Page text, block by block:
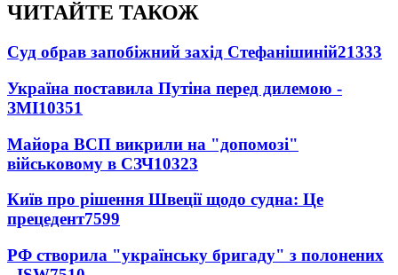
ЧИТАЙТЕ ТАКОЖ
Суд обрав запобіжний захід Стефанішиній21333
Україна поставила Путіна перед дилемою -
ЗМІ10351
Майора ВСП викрили на "допомозі"
військовому в СЗЧ10323
Київ про рішення Швеції щодо судна: Це
прецедент7599
РФ створила "українську бригаду" з полонених